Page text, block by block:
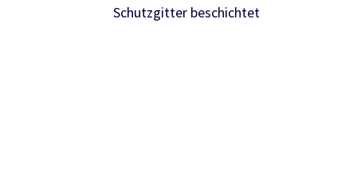
Schutzgitter beschichtet